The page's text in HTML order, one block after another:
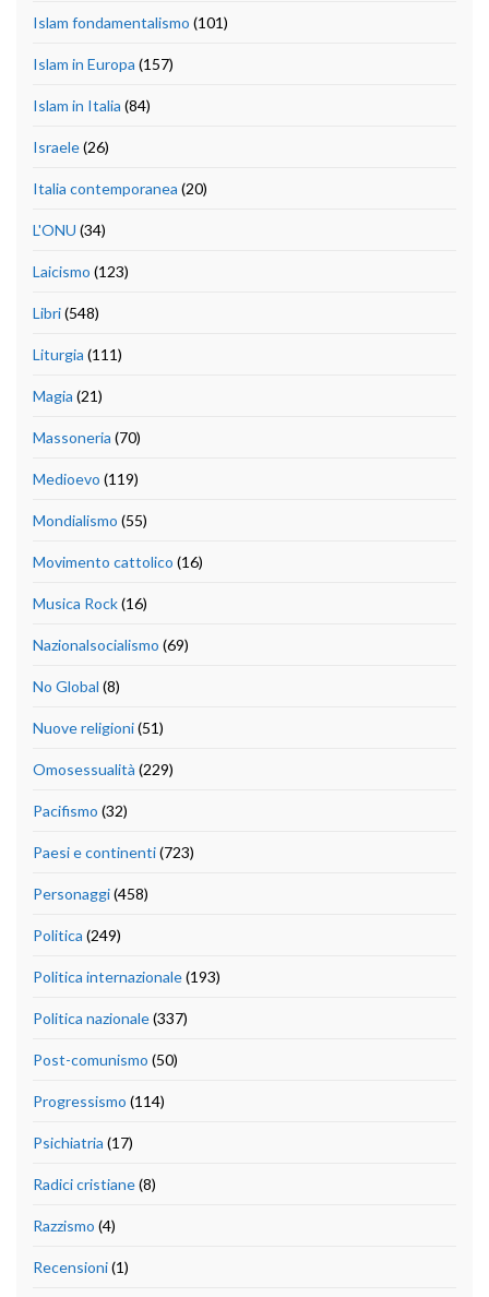
Islam fondamentalismo (101)
Islam in Europa (157)
Islam in Italia (84)
Israele(26)
Italia contemporanea (20)
L'ONU (34)
Laicismo (123)
Libri(548)
Liturgia (111)
Magia (21)
Massoneria (70)
Medioevo (119)
Mondialismo (55)
Movimento cattolico (16)
Musica Rock(16)
Nazionalsocialismo (69)
No Global (8)
Nuove religioni(51)
Omosessualità (229)
Pacifismo (32)
Paesi e continenti(723)
Personaggi(458)
Politica (249)
Politica internazionale(193)
Politica nazionale(337)
Post-comunismo (50)
Progressismo (114)
Psichiatria (17)
Radici cristiane(8)
Razzismo (4)
Recensioni(1)